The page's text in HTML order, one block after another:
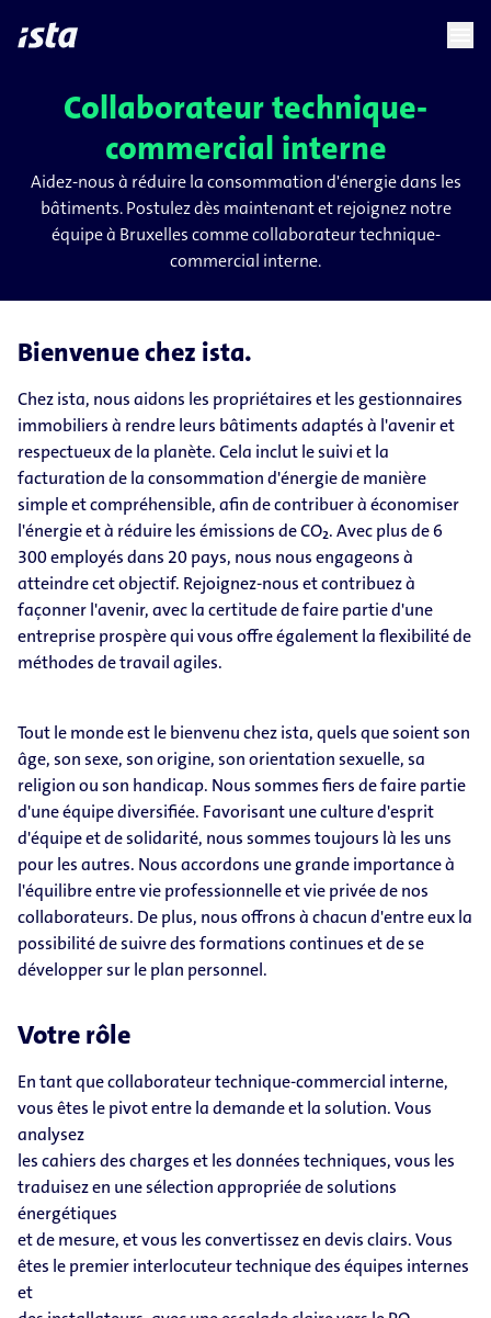
languagechevron_right
Collaborateur technique-
commercial interne
Aidez-nous à réduire la consommation d'énergie dans les
bâtiments. Postulez dès maintenant et rejoignez notre
équipe à Bruxelles comme collaborateur technique-
commercial interne.
Bienvenue chez ista.
Chez ista, nous aidons les propriétaires et les gestionnaires
immobiliers à rendre leurs bâtiments adaptés à l'avenir et
respectueux de la planète. Cela inclut le suivi et la
facturation de la consommation d'énergie de manière
simple et compréhensible, afin de contribuer à économiser
l'énergie et à réduire les émissions de CO₂. Avec plus de 6
300 employés dans 20 pays, nous nous engageons à
atteindre cet objectif. Rejoignez-nous et contribuez à
façonner l'avenir, avec la certitude de faire partie d'une
entreprise prospère qui vous offre également la flexibilité de
méthodes de travail agiles.
Tout le monde est le bienvenu chez ista, quels que soient son
âge, son sexe, son origine, son orientation sexuelle, sa
religion ou son handicap. Nous sommes fiers de faire partie
d'une équipe diversifiée. Favorisant une culture d'esprit
d'équipe et de solidarité, nous sommes toujours là les uns
pour les autres. Nous accordons une grande importance à
l'équilibre entre vie professionnelle et vie privée de nos
collaborateurs. De plus, nous offrons à chacun d'entre eux la
possibilité de suivre des formations continues et de se
développer sur le plan personnel.
Votre rôle
En tant que collaborateur technique-commercial interne,
vous êtes le pivot entre la demande et la solution. Vous
analysez
les cahiers des charges et les données techniques, vous les
traduisez en une sélection appropriée de solutions
énergétiques
et de mesure, et vous les convertissez en devis clairs. Vous
êtes le premier interlocuteur technique des équipes internes
et